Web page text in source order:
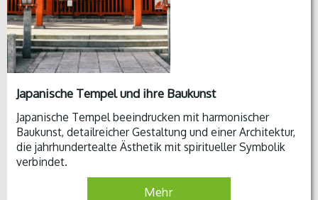
Japanische Tempel und ihre Baukunst
Japanische Tempel beeindrucken mit harmonischer
Baukunst, detailreicher Gestaltung und einer Architektur,
die jahrhundertealte Ästhetik mit spiritueller Symbolik
verbindet.
Mehr